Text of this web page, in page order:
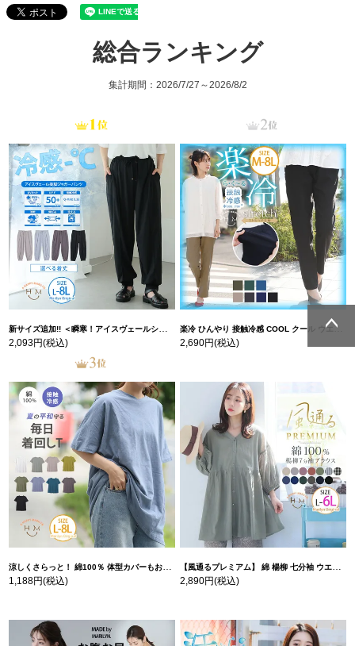
総合ランキング
集計期間：2026/7/27～2026/8/2
新サイズ追加!! ＜瞬寒！アイスヴェールシリーズ＞ 美脚 ジョガーパンツ 【ウェストゴム】 【ストレッチ】 | 大きいサイズの通販ならハッピーマリリン
2,093円(税込)
楽冷 ひんやり 接触冷感 COOL クール ウエストゴム 楽ちん ストレッチ 美脚 レギパン 【ストレッチ】 | 大きいサイズの通販ならハッピーマリリン
2,690円(税込)
涼しくさらっと！ 綿100％ 体型カバーもお洒落も叶える 風合いコットン ゆるシルエット ドルマン | 大きいサイズの通販ならハッピーマリリン
1,188円(税込)
【風通るプレミアム】 綿 楊柳 七分袖 ウエストギャザー ブラウス | 大きいサイズの通販ならハッピーマリリン
2,890円(税込)